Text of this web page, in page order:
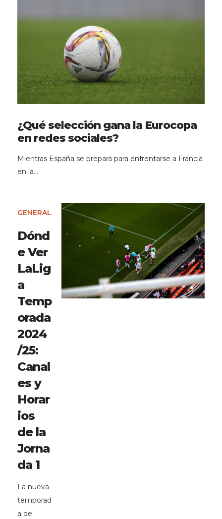
¿Qué selección gana la Eurocopa
en redes sociales?
Mientras España se prepara para enfrentarse a Francia
en la…
GENERAL
Dónd
e Ver
LaLig
a
Temp
orada
2024
/25:
Canal
es y
Horar
ios
de la
Jorna
da 1
La nueva
temporad
a de